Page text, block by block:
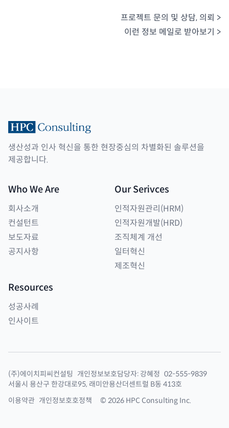
프로젝트 문의 및 상담, 의뢰 >
이런 정보 메일로 받아보기 >
생산성과 인사 혁신을 통한 현장중심의 차별화된 솔루션을
제공합니다.
Who We Are
회사소개
컨설턴트
보도자료
공지사항
Our Serivces
인적자원관리(HRM)
인적자원개발(HRD)
조직체계 개선
일터혁신
제조혁신
Resources
성공사례
인사이트
(주)에이치피씨컨설팅 개인정보보호담당자: 강혜정 02-555-9839
서울시 용산구 한강대로95, 래미안용산더센트럴 B동 413호
이용약관 개인정보호호정책 © 2026 HPC Consulting Inc.